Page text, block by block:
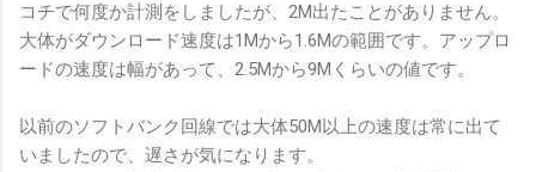
コチで何度か計測をしましたが、2M出たことがありません。
大体がダウンロード速度は1Mから1.6Mの範囲です。アップロ
ードの速度は幅があって、2.5Mから9Mくらいの値です。
以前のソフトバンク回線では大体50M以上の速度は常に出て
いましたので、遅さが気になります。